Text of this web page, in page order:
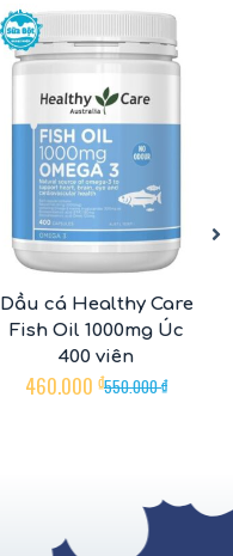
-16%
Dầu cá Healthy Care
Fish Oil 1000mg Úc
400 viên
550.000₫
460.000 ₫